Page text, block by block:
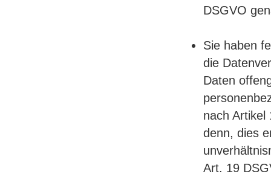
DSGVO
Sie haben
die
Daten
nach Artikel
denn, dies
Art. 19